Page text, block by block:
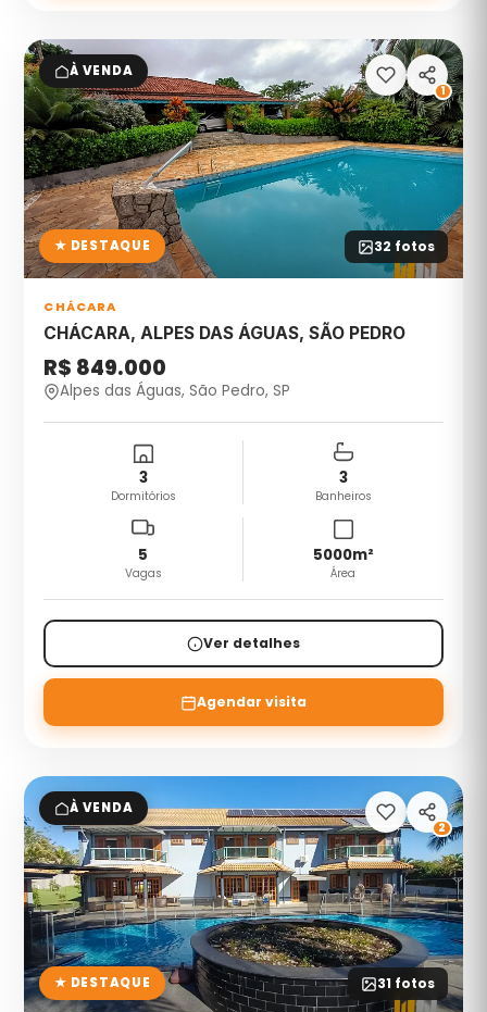
À VENDA
32 fotos
★ DESTAQUE
1
CHÁCARA
CHÁCARA, ALPES DAS ÁGUAS, SÃO PEDRO
R$ 849.000
Alpes das Águas, São Pedro, SP
3
Dormitórios
3
Banheiros
5
Vagas
5000m²
Área
Ver detalhes
Agendar visita
À VENDA
31fotos
★ DESTAQUE
2